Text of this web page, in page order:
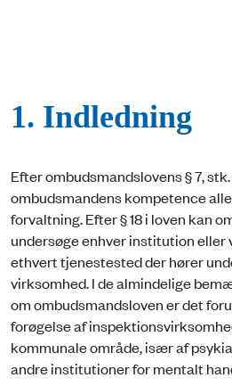
1. Indledning
Efter ombudsmandslovens § 7,
ombudsmandens kompetence
forvaltning. Efter § 18 i loven kan
undersøge enhver institution eller
ethvert tjenestested der hører
virksomhed. I de almindelige
om ombudsmandsloven er det
forøgelse af
kommunale område, især af
andre institutioner for mentalt